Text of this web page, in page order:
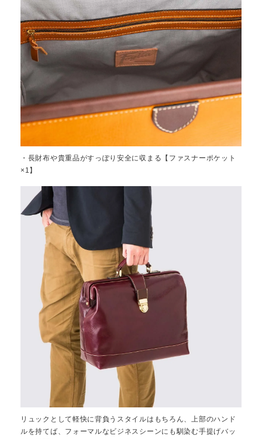
・長財布や貴重品がすっぽり安全に収まる【ファスナーポケット
×1】
リュックとして軽快に背負うスタイルはもちろん、上部のハンド
ルを持てば、フォーマルなビジネスシーンにも馴染む手提げバッ